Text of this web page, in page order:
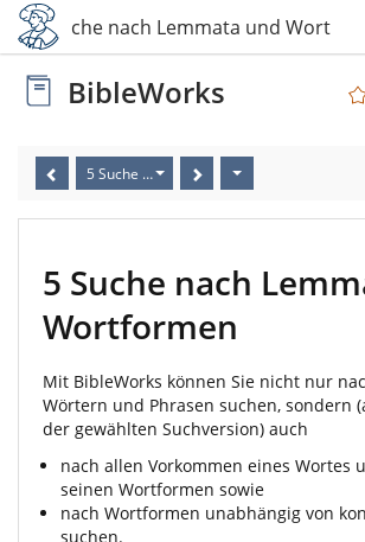
5 Suche nach Lemmata und
BibleWorks
5 Suche nach Lemmata und Wortformen
5 Suche nach
Wortformen
Mit BibleWorks können Sie nicht nur
Wörtern und Phrasen suchen, sondern
der gewählten Suchversion) auch
nach allen Vorkommen eines Wortes
seinen Wortformen sowie
nach Wortformen unabhängig von
suchen.